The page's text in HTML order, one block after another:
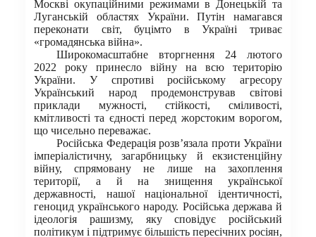
Москві окупаційними режимами в Донецькій та
Луганській областях України. Путін намагався
переконати світ, буцімто в Україні триває
«громадянська війна».
Широкомасштабне вторгнення 24 лютого
2022 року принесло війну на всю територію
України. У спротиві російському агресору
Український народ продемонстрував світові
приклади мужності, стійкості, сміливості,
кмітливості та єдності перед жорстоким ворогом,
що чисельно переважає.
Російська Федерація розв’язала проти України
імперіалістичну, загарбницьку й екзистенційну
війну, спрямовану не лише на захоплення
території, а й на знищення української
державності, нашої національної ідентичності,
геноцид українського народу. Російська держава й
ідеологія рашизму, яку сповідує російський
політикум і підтримує більшість пересічних росіян,